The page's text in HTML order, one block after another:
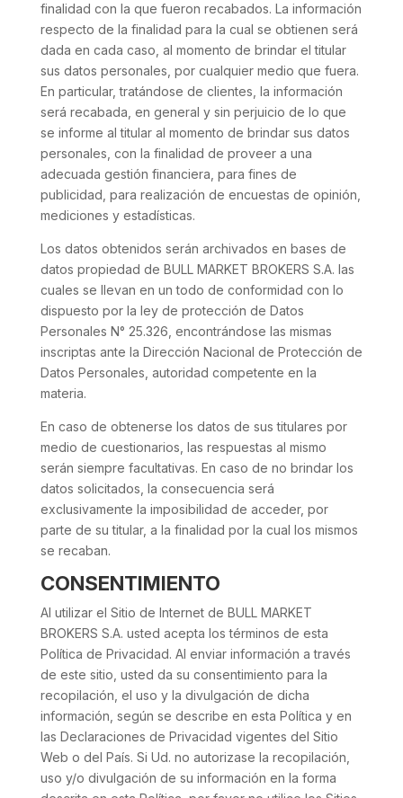
finalidad con la que fueron recabados. La información
respecto de la finalidad para la cual se obtienen será
dada en cada caso, al momento de brindar el titular
sus datos personales, por cualquier medio que fuera.
En particular, tratándose de clientes, la información
será recabada, en general y sin perjuicio de lo que
se informe al titular al momento de brindar sus datos
personales, con la finalidad de proveer a una
adecuada gestión financiera, para fines de
publicidad, para realización de encuestas de opinión,
mediciones y estadísticas.
Los datos obtenidos serán archivados en bases de
datos propiedad de BULL MARKET BROKERS S.A. las
cuales se llevan en un todo de conformidad con lo
dispuesto por la ley de protección de Datos
Personales N° 25.326, encontrándose las mismas
inscriptas ante la Dirección Nacional de Protección de
Datos Personales, autoridad competente en la
materia.
En caso de obtenerse los datos de sus titulares por
medio de cuestionarios, las respuestas al mismo
serán siempre facultativas. En caso de no brindar los
datos solicitados, la consecuencia será
exclusivamente la imposibilidad de acceder, por
parte de su titular, a la finalidad por la cual los mismos
se recaban.
CONSENTIMIENTO
Al utilizar el Sitio de Internet de BULL MARKET
BROKERS S.A. usted acepta los términos de esta
Política de Privacidad. Al enviar información a través
de este sitio, usted da su consentimiento para la
recopilación, el uso y la divulgación de dicha
información, según se describe en esta Política y en
las Declaraciones de Privacidad vigentes del Sitio
Web o del País. Si Ud. no autorizase la recopilación,
uso y/o divulgación de su información en la forma